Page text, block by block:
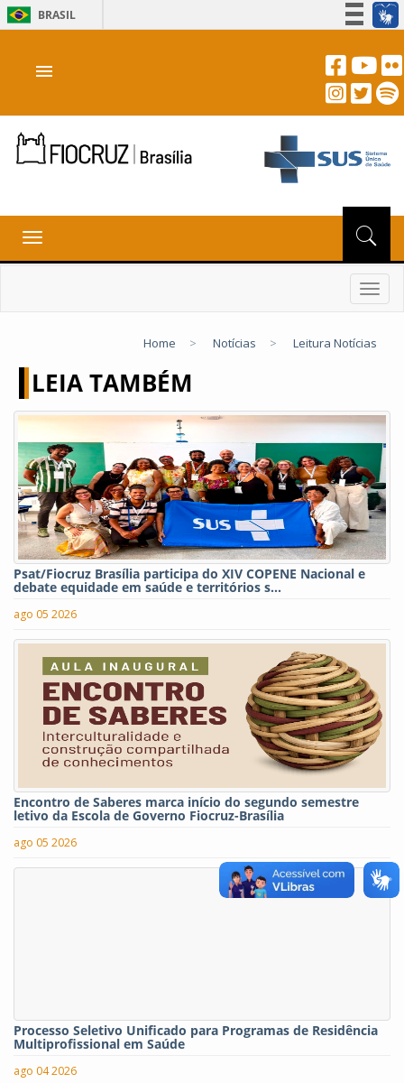
BRASIL
Acesso à informação
Canais
menu
Toggle
navigation
Home > Notícias > Leitura Notícias
LEIA TAMBÉM
Psat/Fiocruz Brasília participa do XIV COPENE Nacional e
debate equidade em saúde e territórios s...
ago 05 2026
Encontro de Saberes marca início do segundo semestre
letivo da Escola de Governo Fiocruz-Brasília
ago 05 2026
Processo Seletivo Unificado para Programas de Residência
Multiprofissional em Saúde
ago 04 2026